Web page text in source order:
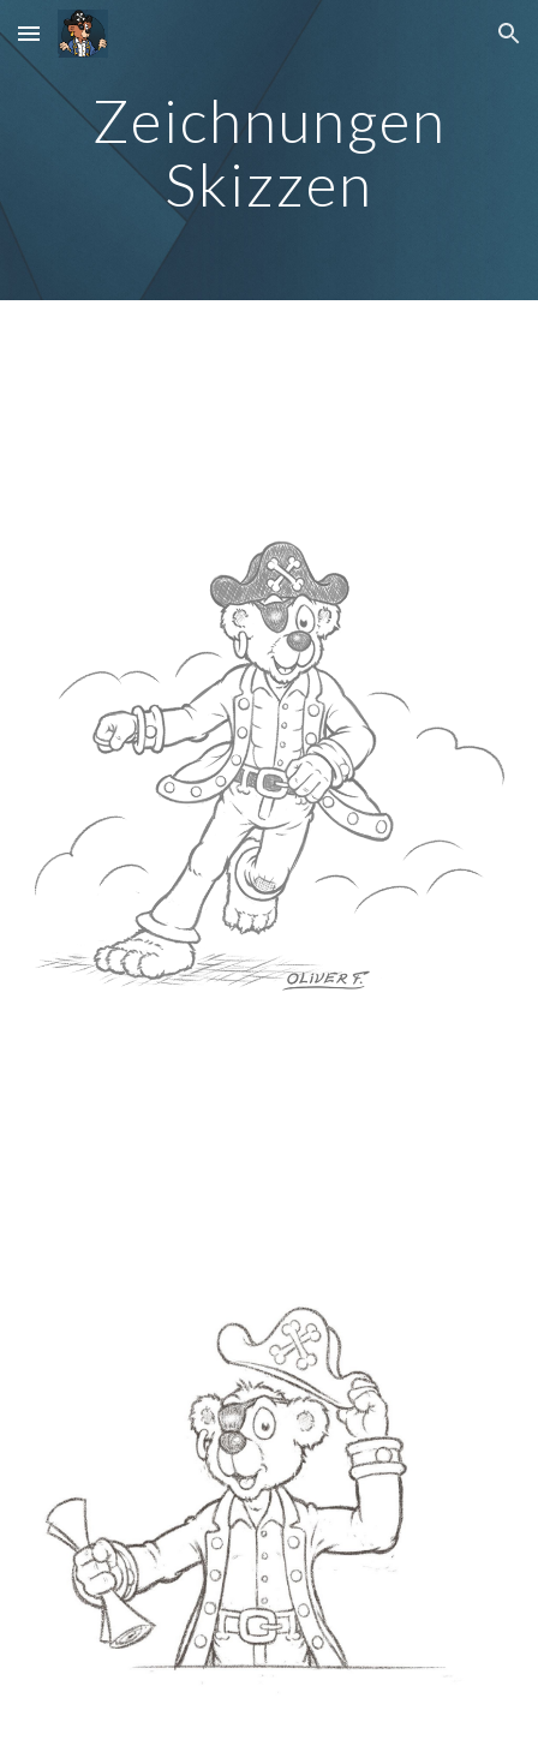
Skip to main content Skip to navigation
Zeichnungen
Skizzen